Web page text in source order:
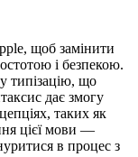
щоб замінити
і безпекою.
типізацію, що
дає змогу
таких як
цієї мови —
в процес з